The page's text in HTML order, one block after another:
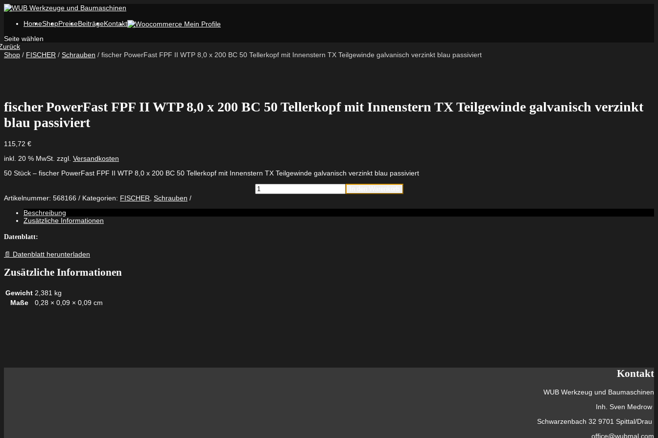
HomeShopPreiseBeiträgeKontakt
Seite wählen
Shop / FISCHER / Schrauben / fischer PowerFast FPF II WTP 8,0 x 200 BC 50 Tellerkopf mit Innenstern TX Teilgewinde galvanisch verzinkt blau passiviert
fischer PowerFast FPF II WTP 8,0 x 200 BC 50 Tellerkopf mit Innenstern TX Teilgewinde galvanisch verzinkt
blau passiviert
115,72 €
inkl. 20 % MwSt. zzgl. Versandkosten
50 Stück – fischer PowerFast FPF II WTP 8,0 x 200 BC 50 Tellerkopf mit Innenstern TX Teilgewinde galvanisch verzinkt blau passiviert
fischer
PowerFast
II
WTP
Artikelnummer: 568166 Kategorien: FISCHER Schrauben
Beschreibung
Zusätzliche Informationen
Datenblatt:
📄 Datenblatt herunterladen
Zusätzliche Informationen
Gewicht 2,381 kg
Maße
0,28 × 0,09 × 0,09 cm
Kontakt
WUB Werkzeug und Baumaschinen
Inh. Sven Medrow
Schwarzenbach 32 9701 Spittal/Drau
office@wubmal.com